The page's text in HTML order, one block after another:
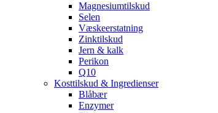
Magnesiumtilskud
Selen
Væskeerstatning
Zinktilskud
Jern & kalk
Perikon
Q10
Kosttilskud & Ingredienser
Blåbær
Enzymer